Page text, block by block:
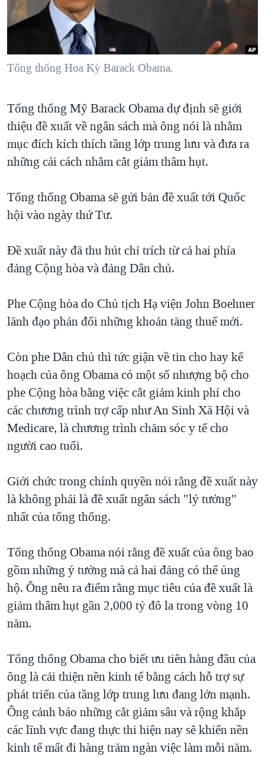
"Tìm"NGƯỜI VIỆT HẢI NGOẠI
ĐỜI SỐNG
KINH TẾ
KHOA HỌC
VĂN HOÁ
THỂ THAO
GIÁO DỤC
HÀNH TRÌNH BẦU CỬ 2024
MỘT NĂM CHIẾN TRANH TẠI DẢI GAZA
GIẢI MÃ VÀNH ĐAI & CON ĐƯỜNG
TRỊNH VĨNH BÌNH - NGƯỜI HẠ 'BÊN THẮNG CUỘC'
GROUND ZERO – XƯA VÀ NAY
CHI PHÍ CHIẾN TRANH AFGHANISTAN
THƯỢNG ĐỈNH TRUMP-KIM TẠI VIỆT NAM
TRỊNH VĨNH BÌNH VS. CHÍNH PHỦ VIỆT NAM
BÊN KIA QUỐC LỘ: TIẾNG VỌNG TỪ NÔNG THÔN MỸ
VIDEO
MẠNG XÃ HỘI
Ngôn ngữ khác
Tổng thống Hoa Kỳ Barack Obama.
Tổng thống Mỹ Barack Obama dự định sẽ giới
thiệu đề xuất về ngân sách mà ông nói là nhằm
mục đích kích thích tầng lớp trung lưu và đưa ra
những cải cách nhằm cắt giảm thâm hụt.
Tổng thống Obama sẽ gửi bản đề xuất tới Quốc
hội vào ngày thứ Tư.
Đề xuất này đã thu hút chỉ trích từ cả hai phía
đảng Cộng hòa và đảng Dân chủ.
Phe Cộng hòa do Chủ tịch Hạ viện John Boehner
lãnh đạo phản đối những khoản tăng thuế mới.
Còn phe Dân chủ thì tức giận về tin cho hay kế
hoạch của ông Obama có một số nhượng bộ cho
phe Cộng hòa bằng việc cắt giảm kinh phí cho
các chương trình trợ cấp như An Sinh Xã Hội và
Medicare, là chương trình chăm sóc y tế cho
người cao tuổi.
Giới chức trong chính quyền nói rằng đề xuất này
là không phải là đề xuất ngân sách "lý tưởng"
nhất của tổng thống.
Tổng thống Obama nói rằng đề xuất của ông bao
gồm những ý tưởng mà cả hai đảng có thể ủng
hộ. Ông nêu ra điểm rằng mục tiêu của đề xuất là
giảm thâm hụt gần 2,000 tỷ đô la trong vòng 10
năm.
Tổng thống Obama cho biết ưu tiên hàng đầu của
ông là cải thiện nền kinh tế bằng cách hỗ trợ sự
phát triển của tầng lớp trung lưu đang lớn mạnh.
Ông cảnh báo những cắt giảm sâu và rộng khắp
các lĩnh vực đang thực thi hiện nay sẽ khiến nền
kinh tế mất đi hàng trăm ngàn việc làm mỗi năm.